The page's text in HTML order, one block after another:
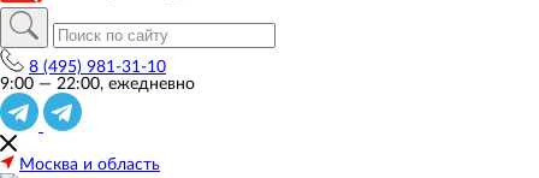
8 (495) 981-31-10
9:00 — 22:00, ежедневно
Москва и область